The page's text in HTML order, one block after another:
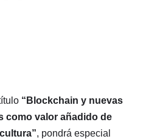
“Blockchain y nuevas
como valor añadido de
, pondrá especial